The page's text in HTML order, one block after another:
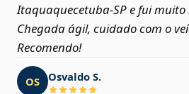
Itaquaquecetuba‑SP e fui
Chegada ágil, cuidado com o
Recomendo!
OS Osvaldo S.